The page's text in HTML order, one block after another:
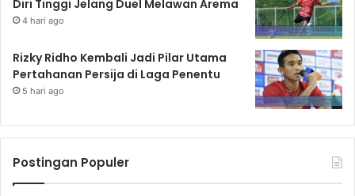
Diri Tinggi Jelang Duel Melawan Arema
4 hari ago
Rizky Ridho Kembali Jadi Pilar Utama
Pertahanan Persija di Laga Penentu
5 hari ago
Postingan Populer